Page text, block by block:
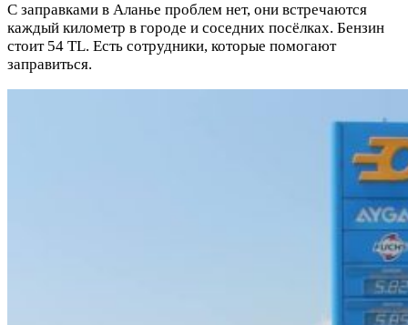
С заправками в Аланье проблем нет, они встречаются
каждый километр в городе и соседних посёлках. Бензин
стоит 54 TL. Есть сотрудники, которые помогают
заправиться.